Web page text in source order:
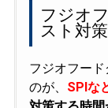
フジオ
スト対
フジオフー
のが、 SPIな